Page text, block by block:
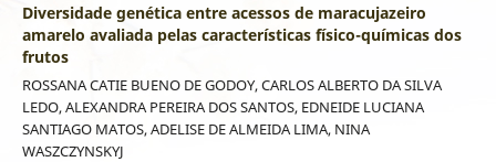
Diversidade genética entre acessos de maracujazeiro
amarelo avaliada pelas características físico-químicas dos
frutos
ROSSANA CATIE BUENO DE GODOY, CARLOS ALBERTO DA SILVA
LEDO, ALEXANDRA PEREIRA DOS SANTOS, EDNEIDE LUCIANA
SANTIAGO MATOS, ADELISE DE ALMEIDA LIMA, NINA
WASZCZYNSKYJ